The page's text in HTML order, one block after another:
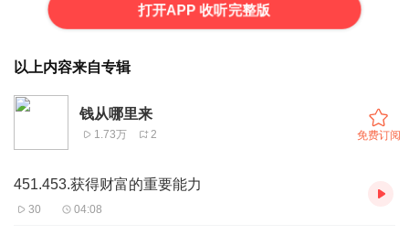
打开APP 收听完整版
以上内容来自专辑
钱从哪里来
1.73万 2 免费订阅
451.453.获得财富的重要能力
30 04:08